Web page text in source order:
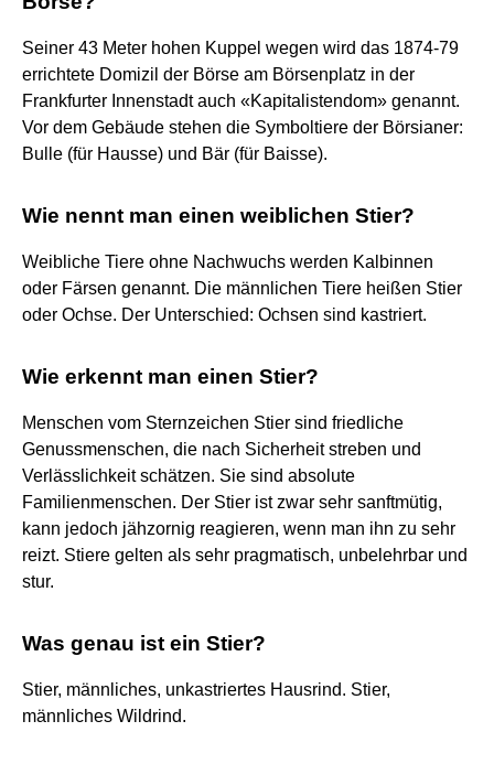
Seiner 43 Meter hohen Kuppel wegen wird das 1874-79
errichtete Domizil der Börse am Börsenplatz in der
Frankfurter Innenstadt auch «Kapitalistendom» genannt.
Vor dem Gebäude stehen die Symboltiere der Börsianer:
Bulle (für Hausse) und Bär (für Baisse).
Wie nennt man einen weiblichen Stier?
Weibliche Tiere ohne Nachwuchs werden Kalbinnen
oder Färsen genannt. Die männlichen Tiere heißen Stier
oder Ochse. Der Unterschied: Ochsen sind kastriert.
Wie erkennt man einen Stier?
Menschen vom Sternzeichen Stier sind friedliche
Genussmenschen, die nach Sicherheit streben und
Verlässlichkeit schätzen. Sie sind absolute
Familienmenschen. Der Stier ist zwar sehr sanftmütig,
kann jedoch jähzornig reagieren, wenn man ihn zu sehr
reizt. Stiere gelten als sehr pragmatisch, unbelehrbar und
stur.
Was genau ist ein Stier?
Stier, männliches, unkastriertes Hausrind. Stier,
männliches Wildrind.